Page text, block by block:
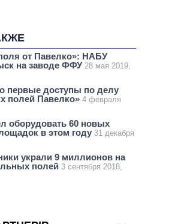
от Павелко»: НАБУ
на заводе ФФУ 28 мая 2019,
первые доступы по делу
полей Павелко» 4 февраля
оборудовать 60 новых
в этом году 31 декабря
украли 9 миллионов на
полей 3 сентября 2018,